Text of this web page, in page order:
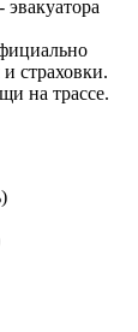
страховки.
на трассе.